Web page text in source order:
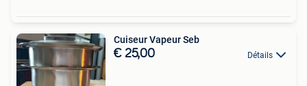
Cuiseur Vapeur Seb
€ 25,00 Détails